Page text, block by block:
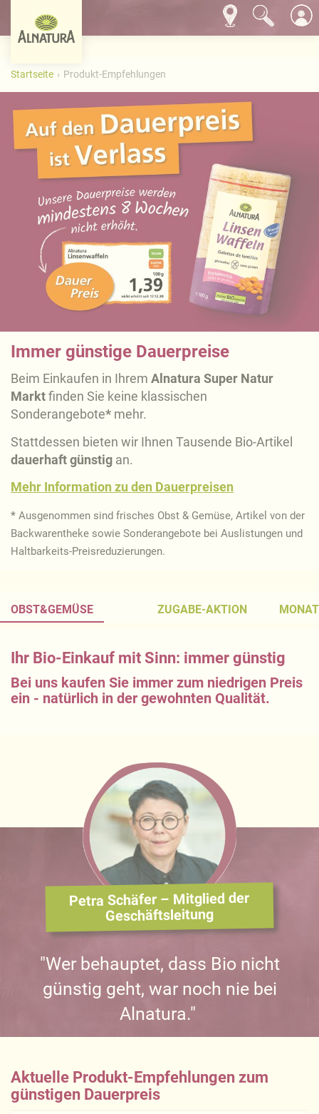
Startseite Produkt-Empfehlungen
Immer günstige Dauerpreise
Beim Einkaufen in Ihrem Alnatura Super Natur
Marktfinden Sie keine klassischen
Sonderangebote* mehr.
Stattdessen bieten wir Ihnen Tausende Bio-Artikel
dauerhaftgünstig an.
Mehr Information zu den Dauerpreisen
* Ausgenommen sind frisches Obst & Gemüse, Artikel von der
Backwarentheke sowie Sonderangebote bei Auslistungen und
Haltbarkeits-Preisreduzierungen.
OBST&GEMÜSE ZUGABE-AKTION
Ihr Bio-Einkauf mit Sinn: immer günstig
Bei uns kaufen Sie immer zum niedrigen Preis
ein - natürlich in der gewohnten Qualität.
Petra Schäfer – Mitglied der
Geschäftsleitung
"Wer behauptet, dass Bio nicht
günstig geht, war noch nie bei
Alnatura."
Aktuelle Produkt-Empfehlungen zum
günstigen Dauerpreis